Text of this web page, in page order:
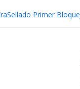
Sellado Primer Bloque